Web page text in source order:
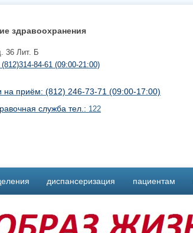
здравоохранения
36 Лит. Б
84-61 (09:00-21:00)
на приём: (812) 246-73-71 (09:00-17:00)
служба тел.: 122
диспансеризация пациентам